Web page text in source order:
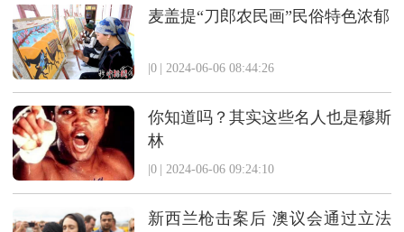
麦盖提“刀郎农民画”民俗特色浓郁
|0 | 2024-06-06 08:44:26
你知道吗？其实这些名人也是穆斯
林
|0 | 2024-06-06 09:24:10
新西兰枪击案后 澳议会通过立法